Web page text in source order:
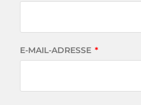
E-MAIL-ADRESSE *